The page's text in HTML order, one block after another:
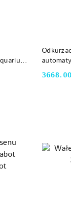
Aquabot
Cena:
3668.00